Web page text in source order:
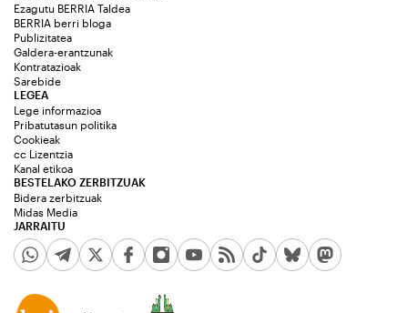
Ezagutu BERRIA Taldea
BERRIA berri bloga
Publizitatea
Galdera-erantzunak
Kontratazioak
Sarebide
JARRAITU
LEGEA
Lege informazioa
Pribatutasun politika
Cookieak
cc Lizentzia
Kanal etikoa
BESTELAKO ZERBITZUAK
Bidera zerbitzuak
Midas Media